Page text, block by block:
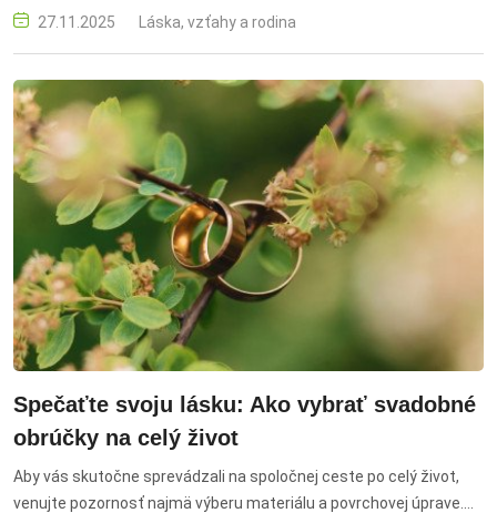
krásne posilniť partnerský vzťah. Stačí si vytvoriť drobné rituály –
malé, pravidelné chvíle, ktoré vás dvaja zblížia, prinesú teplo do
spomínať. partnerské rituály, advent pre páry, vianočná romantika,
adventné tradície, spoločné rituály, posilnenie vzťahu, láska počas
adventu, zimné aktivity pre páry, sviatočná intimita, čas pre dvoch
27.11.2025 Láska, vzťahy a rodina
Spečaťte svoju lásku: Ako vybrať svadobné
obrúčky na celý život
Aby vás skutočne sprevádzali na spoločnej ceste po celý život,
venujte pozornosť najmä výberu materiálu a povrchovej úprave.